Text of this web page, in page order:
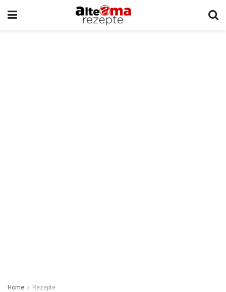
Home Rezepte